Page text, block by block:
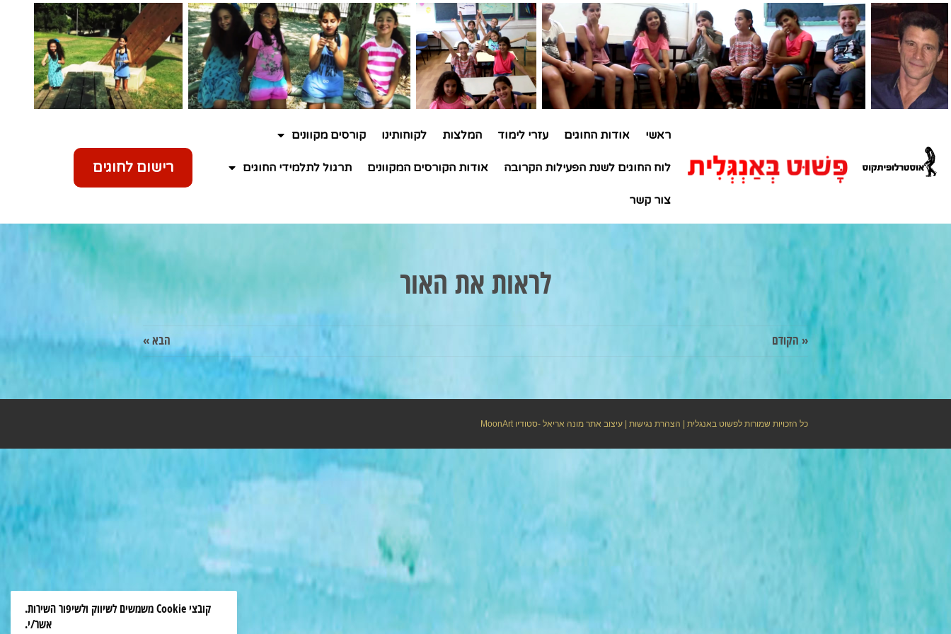
ראשי אודות החוגים עזרי לימוד המלצות לקוחותינו קורסים מקוונים
לוח החוגים לשנת הפעילות הקרובה אודות הקורסים המקוונים תרגול לתלמידי החוגים
צור קשר
רישום לחוגים
לראות את האור
« הקודם הבא »
כל הזכויות שמורות לפשוט באנגלית | הצהרת נגישות | עיצוב אתר מונה אריאל -סטודיוMoonArt
קובצי Cookie משמשים לשיווק ולשיפור השירות.
אשר/י.